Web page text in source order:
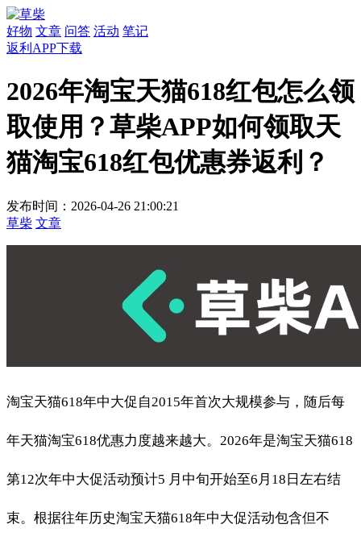
好物 文章 问答 活动 笔记
返利APP下载
2026年淘宝天猫618红包怎么领
取使用？草柴APP如何领取天
猫淘宝618红包优惠券返利？
发布时间：2026-04-26 21:00:21
草柴 文章
淘宝天猫618年中大促自2015年首次大规模参与，随后每
年天猫淘宝618优惠力度越来越大。2026年是淘宝天猫618
第12次年中大促活动预计5 月中旬开始至6月18日左右结
束。根据往年历史淘宝天猫618年中大促活动包含但不